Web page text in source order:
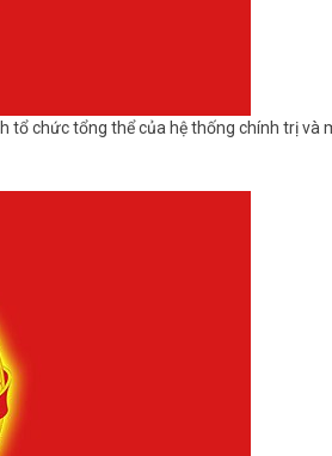
chức tổng thể của hệ thống chính trị và